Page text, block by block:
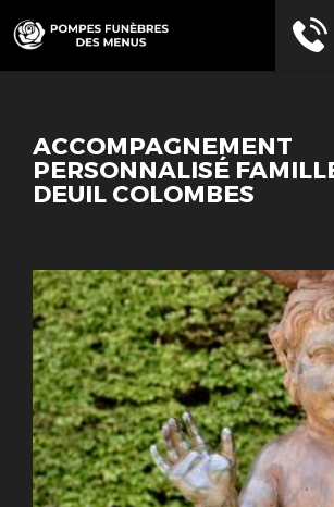
ACCOMPAGNEMENT
PERSONNALISÉ
DEUIL COLOMBES